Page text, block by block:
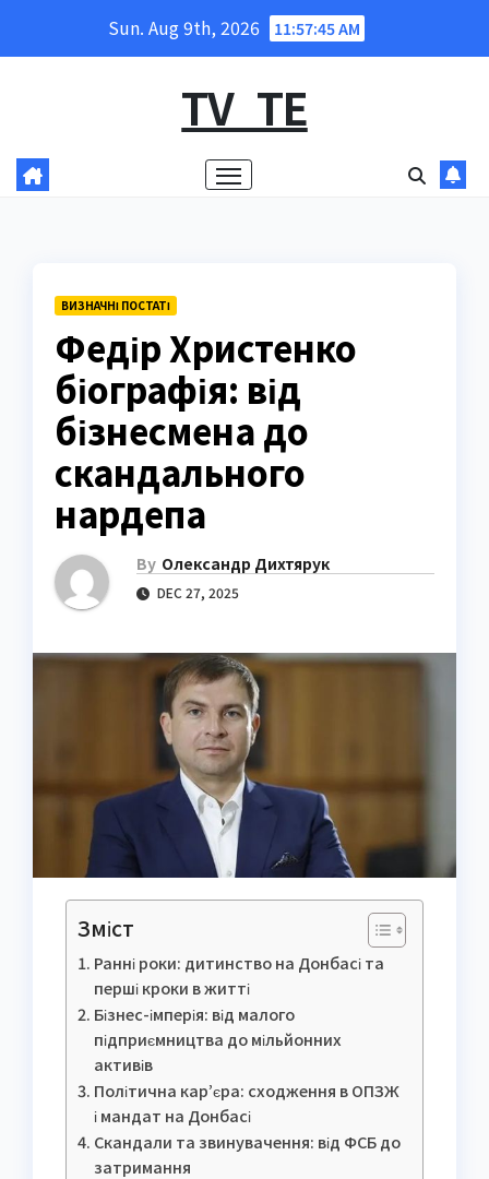
Sun. Aug 9th, 2026 11:57:46 AM
TV_TE
ВИЗНАЧНІ ПОСТАТІ
Федір Христенко
біографія: від
бізнесмена до
скандального
нардепа
By Олександр Дихтярук
DEC 27, 2025
Зміст
Ранні роки: дитинство на Донбасі та
перші кроки в житті
Бізнес-імперія: від малого
підприємництва до мільйонних
активів
Політична кар’єра: сходження в ОПЗЖ
і мандат на Донбасі
Скандали та звинувачення: від ФСБ до
затримання